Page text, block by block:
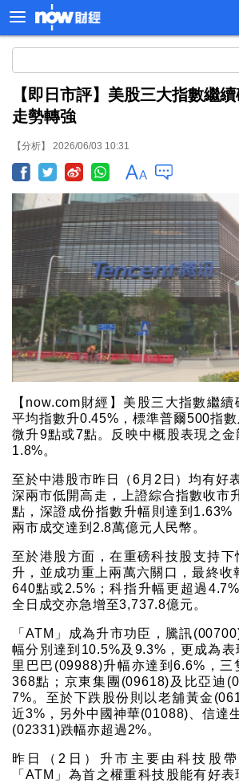
【即日市評】美股三大指數繼
走勢轉強
【分析】 2026/06/03 10:31
【now.com財經】美股三大指數繼
平均指數升0.45%，標準普爾500指
微升9點或7點。反映中概股表現之金
1.8%。
至於中港股市昨日（6月2日）均有好
深兩市低開高走，上證綜合指數收市
點，深證成份指數升幅則達到1.63%
兩市成交達到2.8萬億元人民幣。
至於港股方面，在重磅科技股支持下
升，並成功重上兩萬六關口，最終收
640點或2.5%；科指升幅更超過
全日成交亦急增至3,737.8億元。
「ATM」成為升市功臣，騰訊
幅分別達到10.5%及9.3%，更成為
里巴巴(09988)升幅亦達到6.6%，三
368點；京東集團(09618)及比亞迪
7%。至於下跌股份則以老舖黃金
近3%，另外中國神華(01088)、信達
(02331)跌幅亦超過2%。
昨日（2日）升市主要由科技股
「ATM」為首之權重科技股能有好